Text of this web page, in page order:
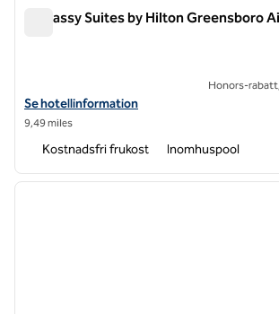
Embassy Suites by Hilton Greensboro
Visa hotelluppgifter för Embassy Suites by
Se hotellinformation
9,49 miles
Honors-
Kostnadsfri frukost Inomhuspool
1 av 12